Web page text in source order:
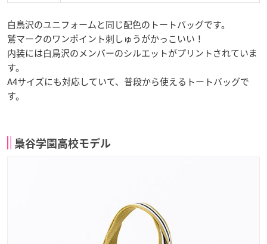
白鳥沢のユニフォームと同じ配色のトートバッグです。
鷲マークのワンポイント刺しゅうがかっこいい！
内装には白鳥沢のメンバーのシルエットがプリントされていま
す。
A4サイズにも対応していて、普段から使えるトートバッグで
す。
梟谷学園高校モデル